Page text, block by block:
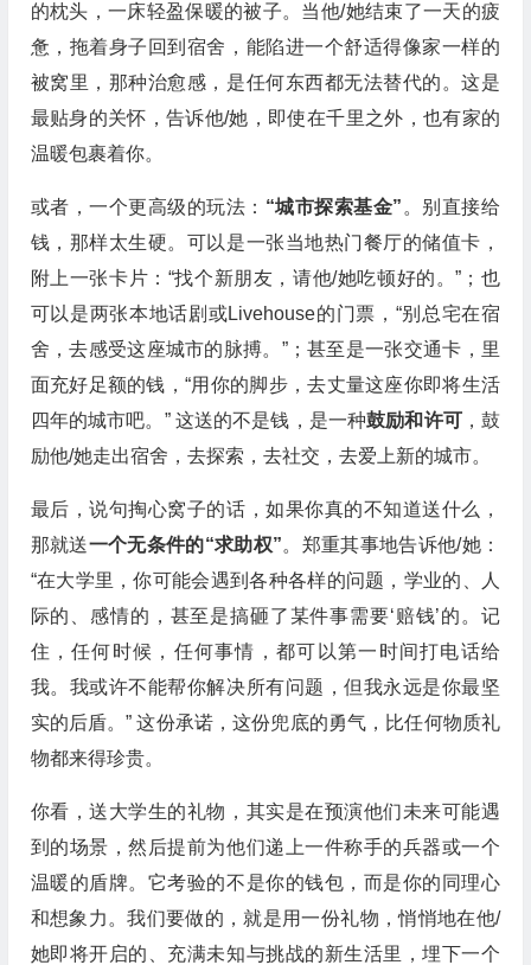
的枕头，一床轻盈保暖的被子。当他/她结束了一天的疲
惫，拖着身子回到宿舍，能陷进一个舒适得像家一样的
被窝里，那种治愈感，是任何东西都无法替代的。这是
最贴身的关怀，告诉他/她，即使在千里之外，也有家的
温暖包裹着你。
或者，一个更高级的玩法： “城市探索基金” 。别直接给
钱，那样太生硬。可以是一张当地热门餐厅的储值卡，
附上一张卡片：“找个新朋友，请他/她吃顿好的。”；也
可以是两张本地话剧或Livehouse的门票，“别总宅在宿
舍，去感受这座城市的脉搏。”；甚至是一张交通卡，里
面充好足额的钱，“用你的脚步，去丈量这座你即将生活
四年的城市吧。” 这送的不是钱，是一种鼓励和许可，鼓
励他/她走出宿舍，去探索，去社交，去爱上新的城市。
最后，说句掏心窝子的话，如果你真的不知道送什么，
那就送一个无条件的“求助权”。郑重其事地告诉他/她：
“在大学里，你可能会遇到各种各样的问题，学业的、人
际的、感情的，甚至是搞砸了某件事需要‘赔钱’的。记
住，任何时候，任何事情，都可以第一时间打电话给
我。我或许不能帮你解决所有问题，但我永远是你最坚
实的后盾。” 这份承诺，这份兜底的勇气，比任何物质礼
物都来得珍贵。
你看，送大学生的礼物，其实是在预演他们未来可能遇
到的场景，然后提前为他们递上一件称手的兵器或一个
温暖的盾牌。它考验的不是你的钱包，而是你的同理心
和想象力。我们要做的，就是用一份礼物，悄悄地在他/
她即将开启的、充满未知与挑战的新生活里，埋下一个